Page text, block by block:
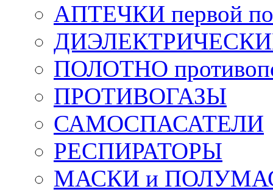
АПТЕЧКИ первой
ДИЭЛЕКТРИЧЕСКИЕ
ПОЛОТНО
ПРОТИВОГАЗЫ
САМОСПАСАТЕЛИ
РЕСПИРАТОРЫ
МАСКИ и